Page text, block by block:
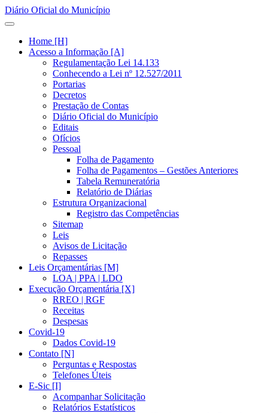
Diário Oficial do Município
Home [H]
Acesso a Informação [A]
Regulamentação Lei 14.133
Conhecendo a Lei nº 12.527/2011
Portarias
Decretos
Prestação de Contas
Diário Oficial do Município
Editais
Ofícios
Pessoal
Folha de Pagamento
Folha de Pagamentos – Gestões Anteriores
Tabela Remuneratória
Relatório de Diárias
Estrutura Organizacional
Registro das Competências
Sitemap
Leis
Avisos de Licitação
Repasses
Leis Orçamentárias [M]
LOA | PPA | LDO
Execução Orçamentária [X]
RREO | RGF
Receitas
Despesas
Covid-19
Dados Covid-19
Contato [N]
Perguntas e Respostas
Telefones Úteis
E-Sic [I]
Acompanhar Solicitação
Relatórios Estatísticos